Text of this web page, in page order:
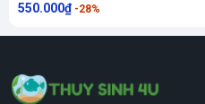
550.000₫ -28%